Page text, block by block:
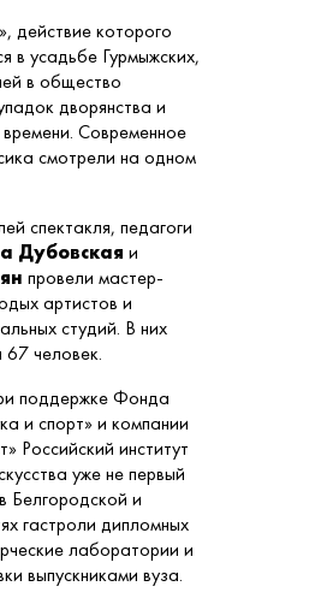
действие которого
в усадьбе Гурмыжских,
в общество
дворянства и
Современное
смотрели на одном
спектакля, педагоги
Дубовская и
провели мастер-
артистов и
студий. В них
67 человек.
поддержке Фонда
и спорт» и компании
Российский институт
уже не первый
Белгородской и
гастроли дипломных
лаборатории и
выпускниками вуза.